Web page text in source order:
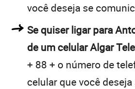
você deseja se
Se quiser ligar para
de um celular Algar
+ 88 + o número de
celular que você